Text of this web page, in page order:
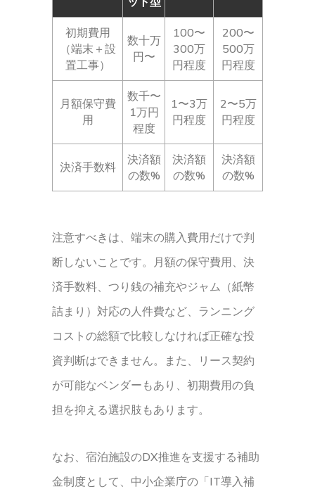
初期費用
（端末＋設
置工事）
数十万
円〜
100〜
300万
円程度
200〜
500万
円程度
月額保守費
用
数千〜
1万円
程度
1〜3万
円程度
2〜5万
円程度
決済手数料
決済額
の数%
決済額
の数%
決済額
の数%
注意すべきは、端末の購入費用だけで判
断しないことです。月額の保守費用、決
済手数料、つり銭の補充やジャム（紙幣
詰まり）対応の人件費など、ランニング
コストの総額で比較しなければ正確な投
資判断はできません。また、リース契約
が可能なベンダーもあり、初期費用の負
担を抑える選択肢もあります。
なお、宿泊施設のDX推進を支援する補助
金制度として、中小企業庁の「IT導入補